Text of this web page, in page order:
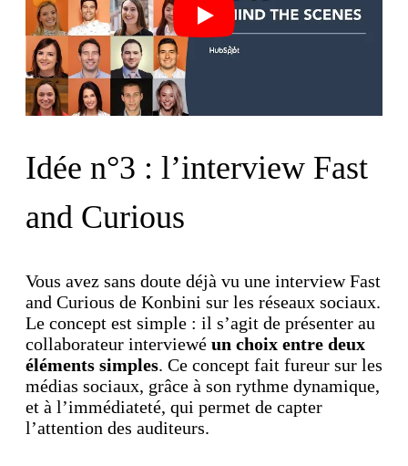
Play
Idée n°3 : l’interview Fast
and Curious
Vous avez sans doute déjà vu une interview Fast
and Curious de Konbini sur les réseaux sociaux.
Le concept est simple : il s’agit de présenter au
collaborateur interviewé un choix entre deux
éléments simples. Ce concept fait fureur sur les
médias sociaux, grâce à son rythme dynamique,
et à l’immédiateté, qui permet de capter
l’attention des auditeurs.